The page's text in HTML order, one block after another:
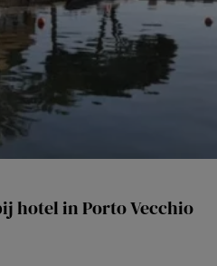
hotel in Porto Vecchio